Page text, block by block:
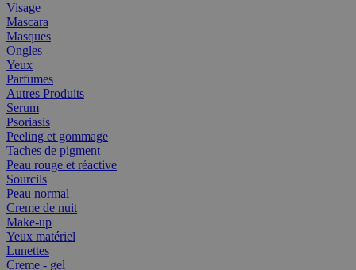
Visage
Mascara
Masques
Ongles
Yeux
Parfumes
Autres Produits
Serum
Psoriasis
Peeling et gommage
Taches de pigment
Peau rouge et réactive
Sourcils
Peau normal
Creme de nuit
Make-up
Yeux matériel
Lunettes
Creme - gel